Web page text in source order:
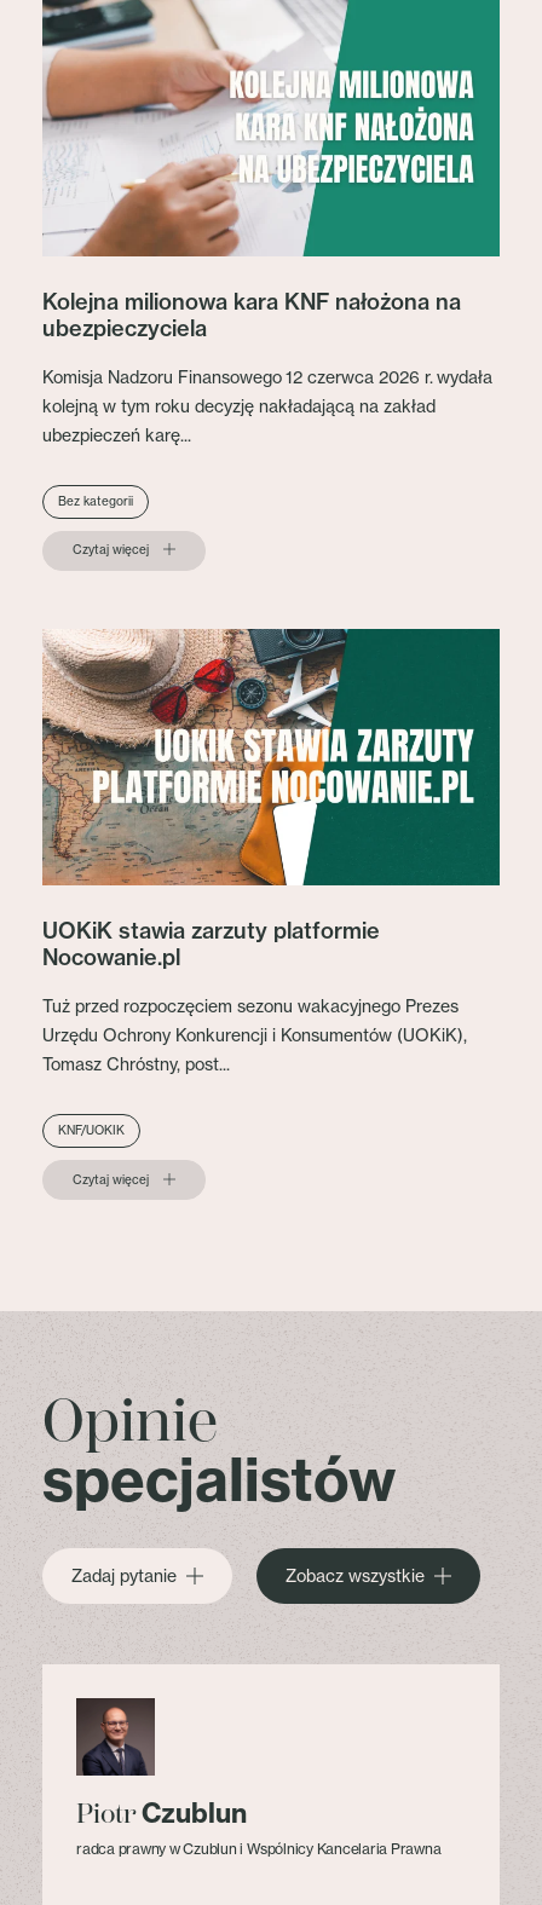
Kolejna milionowa kara KNF nałożona na
ubezpieczyciela
Komisja Nadzoru Finansowego 12 czerwca 2026 r. wydała
kolejną w tym roku decyzję nakładającą na zakład
ubezpieczeń karę...
Bez kategorii
Czytaj więcej
UOKiK stawia zarzuty platformie
Nocowanie.pl
Tuż przed rozpoczęciem sezonu wakacyjnego Prezes
Urzędu Ochrony Konkurencji i Konsumentów (UOKiK),
Tomasz Chróstny, post...
KNF/UOKIK
Czytaj więcej
Opinie
specjalistów
Zadaj pytanie Zobacz wszystkie
PiotrCzublun
radca prawny w Czublun i Wspólnicy Kancelaria Prawna